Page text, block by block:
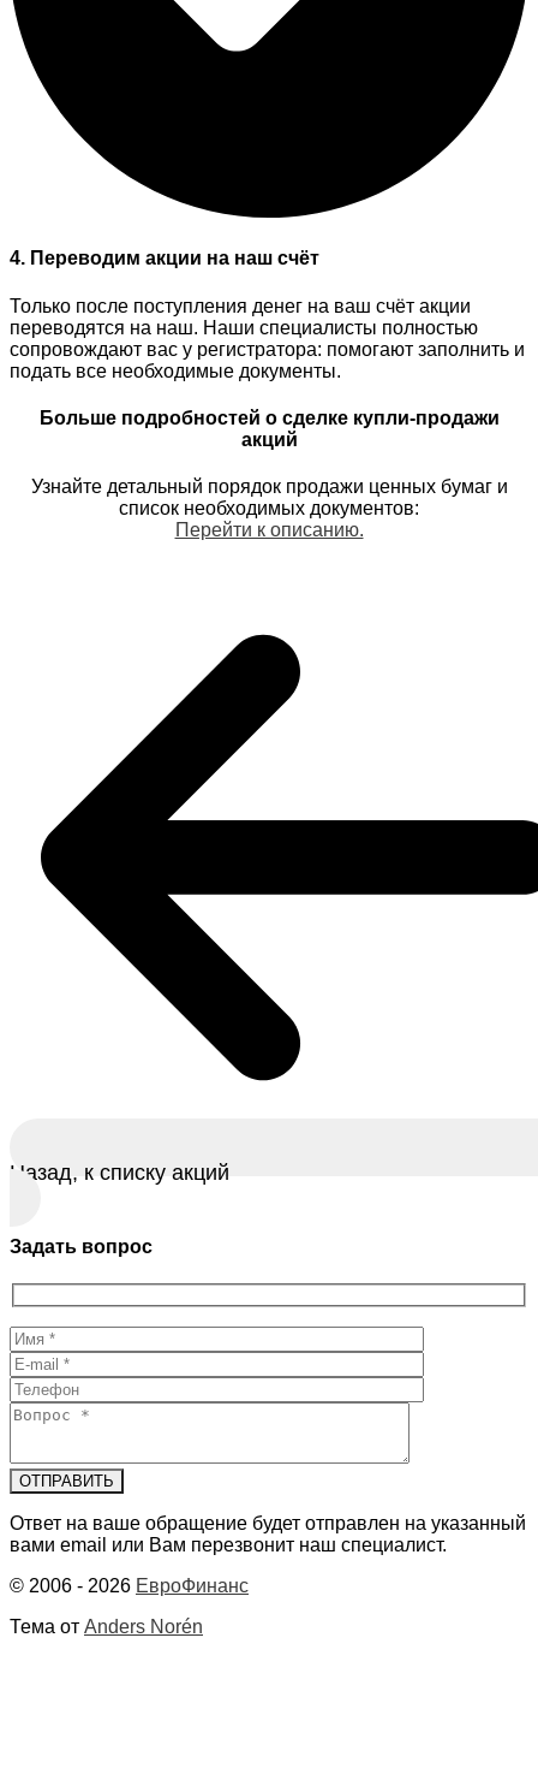
4. Переводим акции на наш счёт
Только после поступления денег на ваш счёт акции
переводятся на наш. Наши специалисты полностью
сопровождают вас у регистратора: помогают заполнить и
подать все необходимые документы.
Больше подробностей о сделке купли-продажи
акций
Узнайте детальный порядок продажи ценных бумаг и
список необходимых документов:
Перейти к описанию.
Назад, к списку акций
Задать вопрос
Ответ на ваше обращение будет отправлен на указанный
вами email или Вам перезвонит наш специалист.
© 2006 - 2026 ЕвроФинанс
Тема от Anders Norén